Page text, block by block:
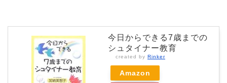
今日からできる7歳までの
シュタイナー教育
created by Rinker
Amazon